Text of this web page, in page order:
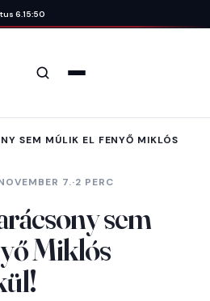
6. 15:50
Keresés
SEM MÚLIK EL FENYŐ MIKLÓS
7.·2 PERC
sem
Miklós